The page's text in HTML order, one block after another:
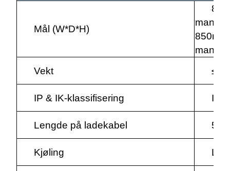
Mål (W*D*H)
Vekt
IP & IK-klassifisering
Lengde på ladekabel 5m
Kjøling